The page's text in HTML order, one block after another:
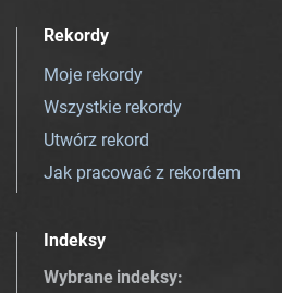
Rekordy
Moje rekordy
Wszystkie rekordy
Utwórz rekord
Jak pracować z rekordem
Indeksy
Wybrane indeksy: